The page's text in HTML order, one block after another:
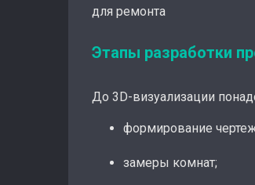
для ремонта
Этапы разработки
До 3D-визуализации
формирование
замеры комнат;